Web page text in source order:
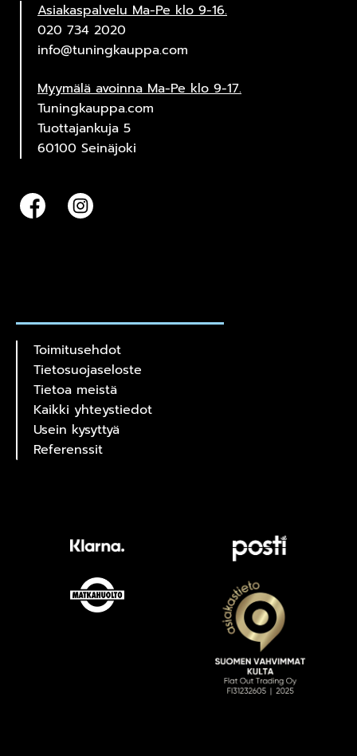
Asiakaspalvelu Ma-Pe klo 9-16.
020 734 2020
info@tuningkauppa.com
Myymälä avoinna Ma-Pe klo 9-17.
Tuningkauppa.com
Tuottajankuja 5
60100 Seinäjoki
Toimitusehdot
Tietosuojaseloste
Tietoa meistä
Kaikki yhteystiedot
Usein kysyttyä
Referenssit